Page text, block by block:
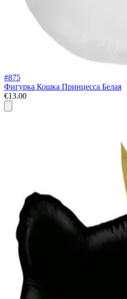
#875
Фигурка Кошка Принцесса Белая
€13.00